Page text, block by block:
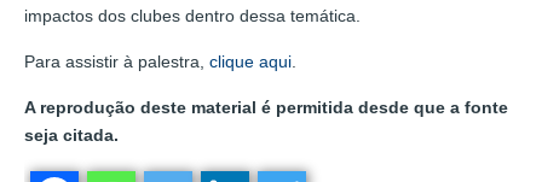
impactos dos clubes dentro dessa temática.
Para assistir à palestra, clique aqui
A reprodução deste material é permitida desde que a fonte
seja citada.